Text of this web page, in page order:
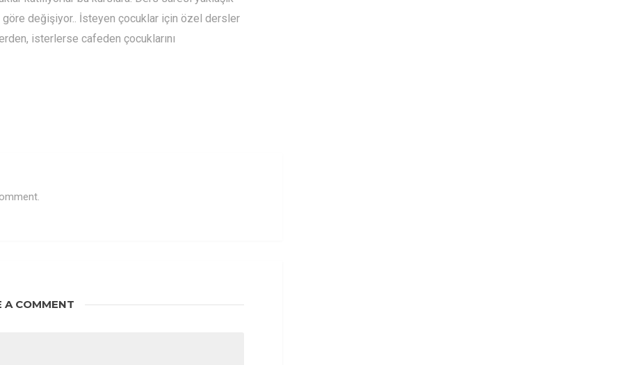
değişiyor.. İsteyen çocuklar için özel dersler
isterlerse cafeden çocuklarını
A COMMENT